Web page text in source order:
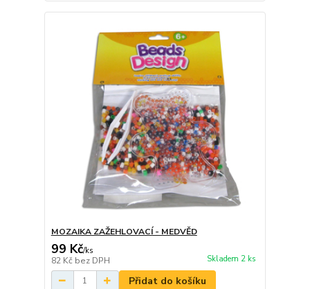
MOZAIKA ZAŽEHLOVACÍ - MEDVĚD
99 Kč/ks
82 Kč bez DPH Skladem 2 ks
Přidat do košíku